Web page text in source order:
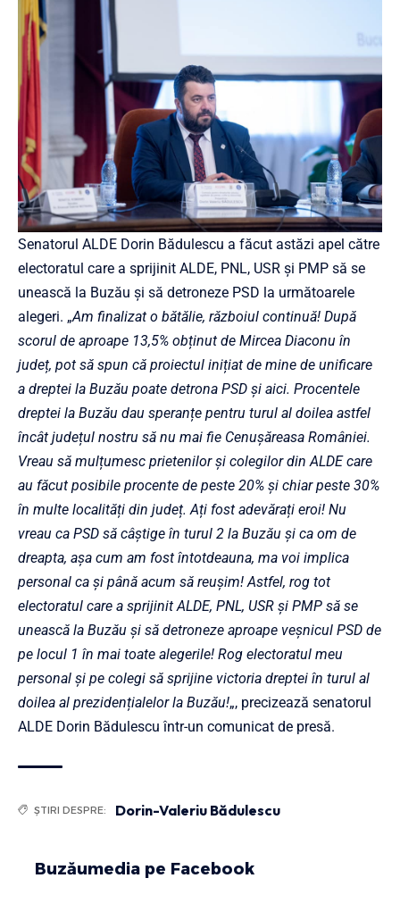
Senatorul ALDE Dorin Bădulescu a făcut astăzi apel către
electoratul care a sprijinit ALDE, PNL, USR și PMP să se
unească la Buzău și să detroneze PSD la următoarele
alegeri. „Am finalizat o bătălie, războiul continuă! După
scorul de aproape 13,5% obținut de Mircea Diaconu în
județ, pot să spun că proiectul inițiat de mine de unificare
a dreptei la Buzău poate detrona PSD și aici. Procentele
dreptei la Buzău dau speranțe pentru turul al doilea astfel
încât județul nostru să nu mai fie Cenușăreasa României.
Vreau să mulțumesc prietenilor și colegilor din ALDE care
au făcut posibile procente de peste 20% și chiar peste 30%
în multe localități din județ. Ați fost adevărați eroi! Nu
vreau ca PSD să câștige în turul 2 la Buzău și ca om de
dreapta, așa cum am fost întotdeauna, ma voi implica
personal ca și până acum să reușim! Astfel, rog tot
electoratul care a sprijinit ALDE, PNL, USR și PMP să se
unească la Buzău și să detroneze aproape veșnicul PSD de
pe locul 1 în mai toate alegerile! Rog electoratul meu
personal și pe colegi să sprijine victoria dreptei în turul al
doilea al prezidențialelor la Buzău!„, precizează senatorul
ALDE Dorin Bădulescu într-un comunicat de presă.
ȘTIRI DESPRE: Dorin-Valeriu Bădulescu
Buzăumedia pe Facebook